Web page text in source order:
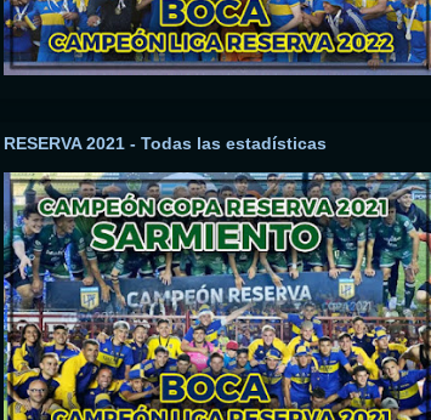
RESERVA 2021 - Todas las estadísticas